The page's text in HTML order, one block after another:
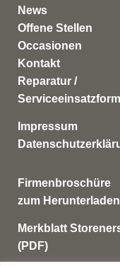
News
Offene Stellen
Occasionen
Kontakt
Reparatur /
Impressum
Firmenbroschüre
zum
Merkblatt
(PDF)